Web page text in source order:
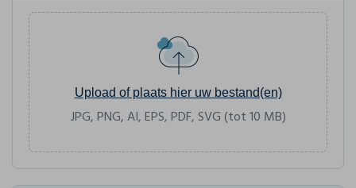
Upload of plaats hier uw bestand(en)
JPG, PNG, AI, EPS, PDF, SVG (tot 10 MB)